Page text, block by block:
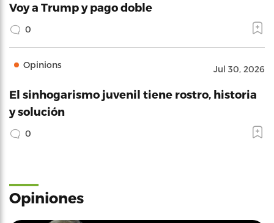
Voy a Trump y pago doble
0
Opinions Jul 30, 2026
El sinhogarismo juvenil tiene rostro, historia
y solución
0
Opiniones